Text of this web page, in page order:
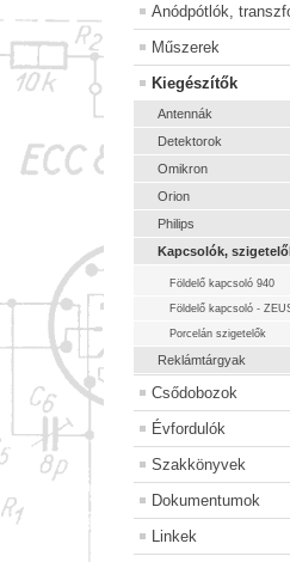
Anódpótlók,
Műszerek
Kiegészítők
Antennák
Detektorok
Omikron
Orion
Philips
Kapcsolók,
Földelő kapcsoló 940
Földelő kapcsoló -
Porcelán szigetelők
Reklámtárgyak
Csődobozok
Évfordulók
Szakkönyvek
Dokumentumok
Linkek